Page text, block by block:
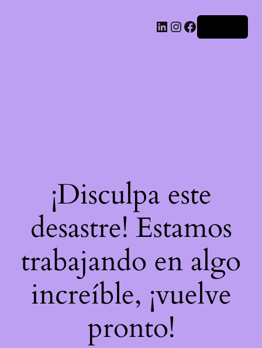
LinkedIn
Instagram
Facebook
¡Disculpa este
desastre! Estamos
trabajando en algo
increíble, ¡vuelve
pronto!